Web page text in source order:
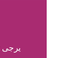
يرجى